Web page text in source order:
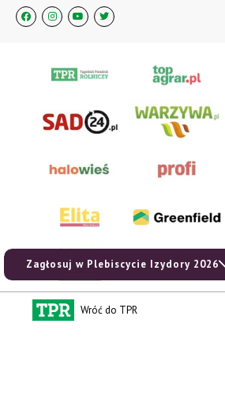
Zagłosuj w Plebiscycie Izydory 2026
Wróć do TPR